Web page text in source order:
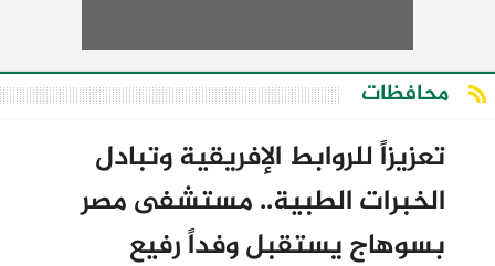
محافظات
تعزيزاً للروابط الإفريقية وتبادل
الخبرات الطبية.. مستشفى مصر
بسوهاج يستقبل وفداً رفيع